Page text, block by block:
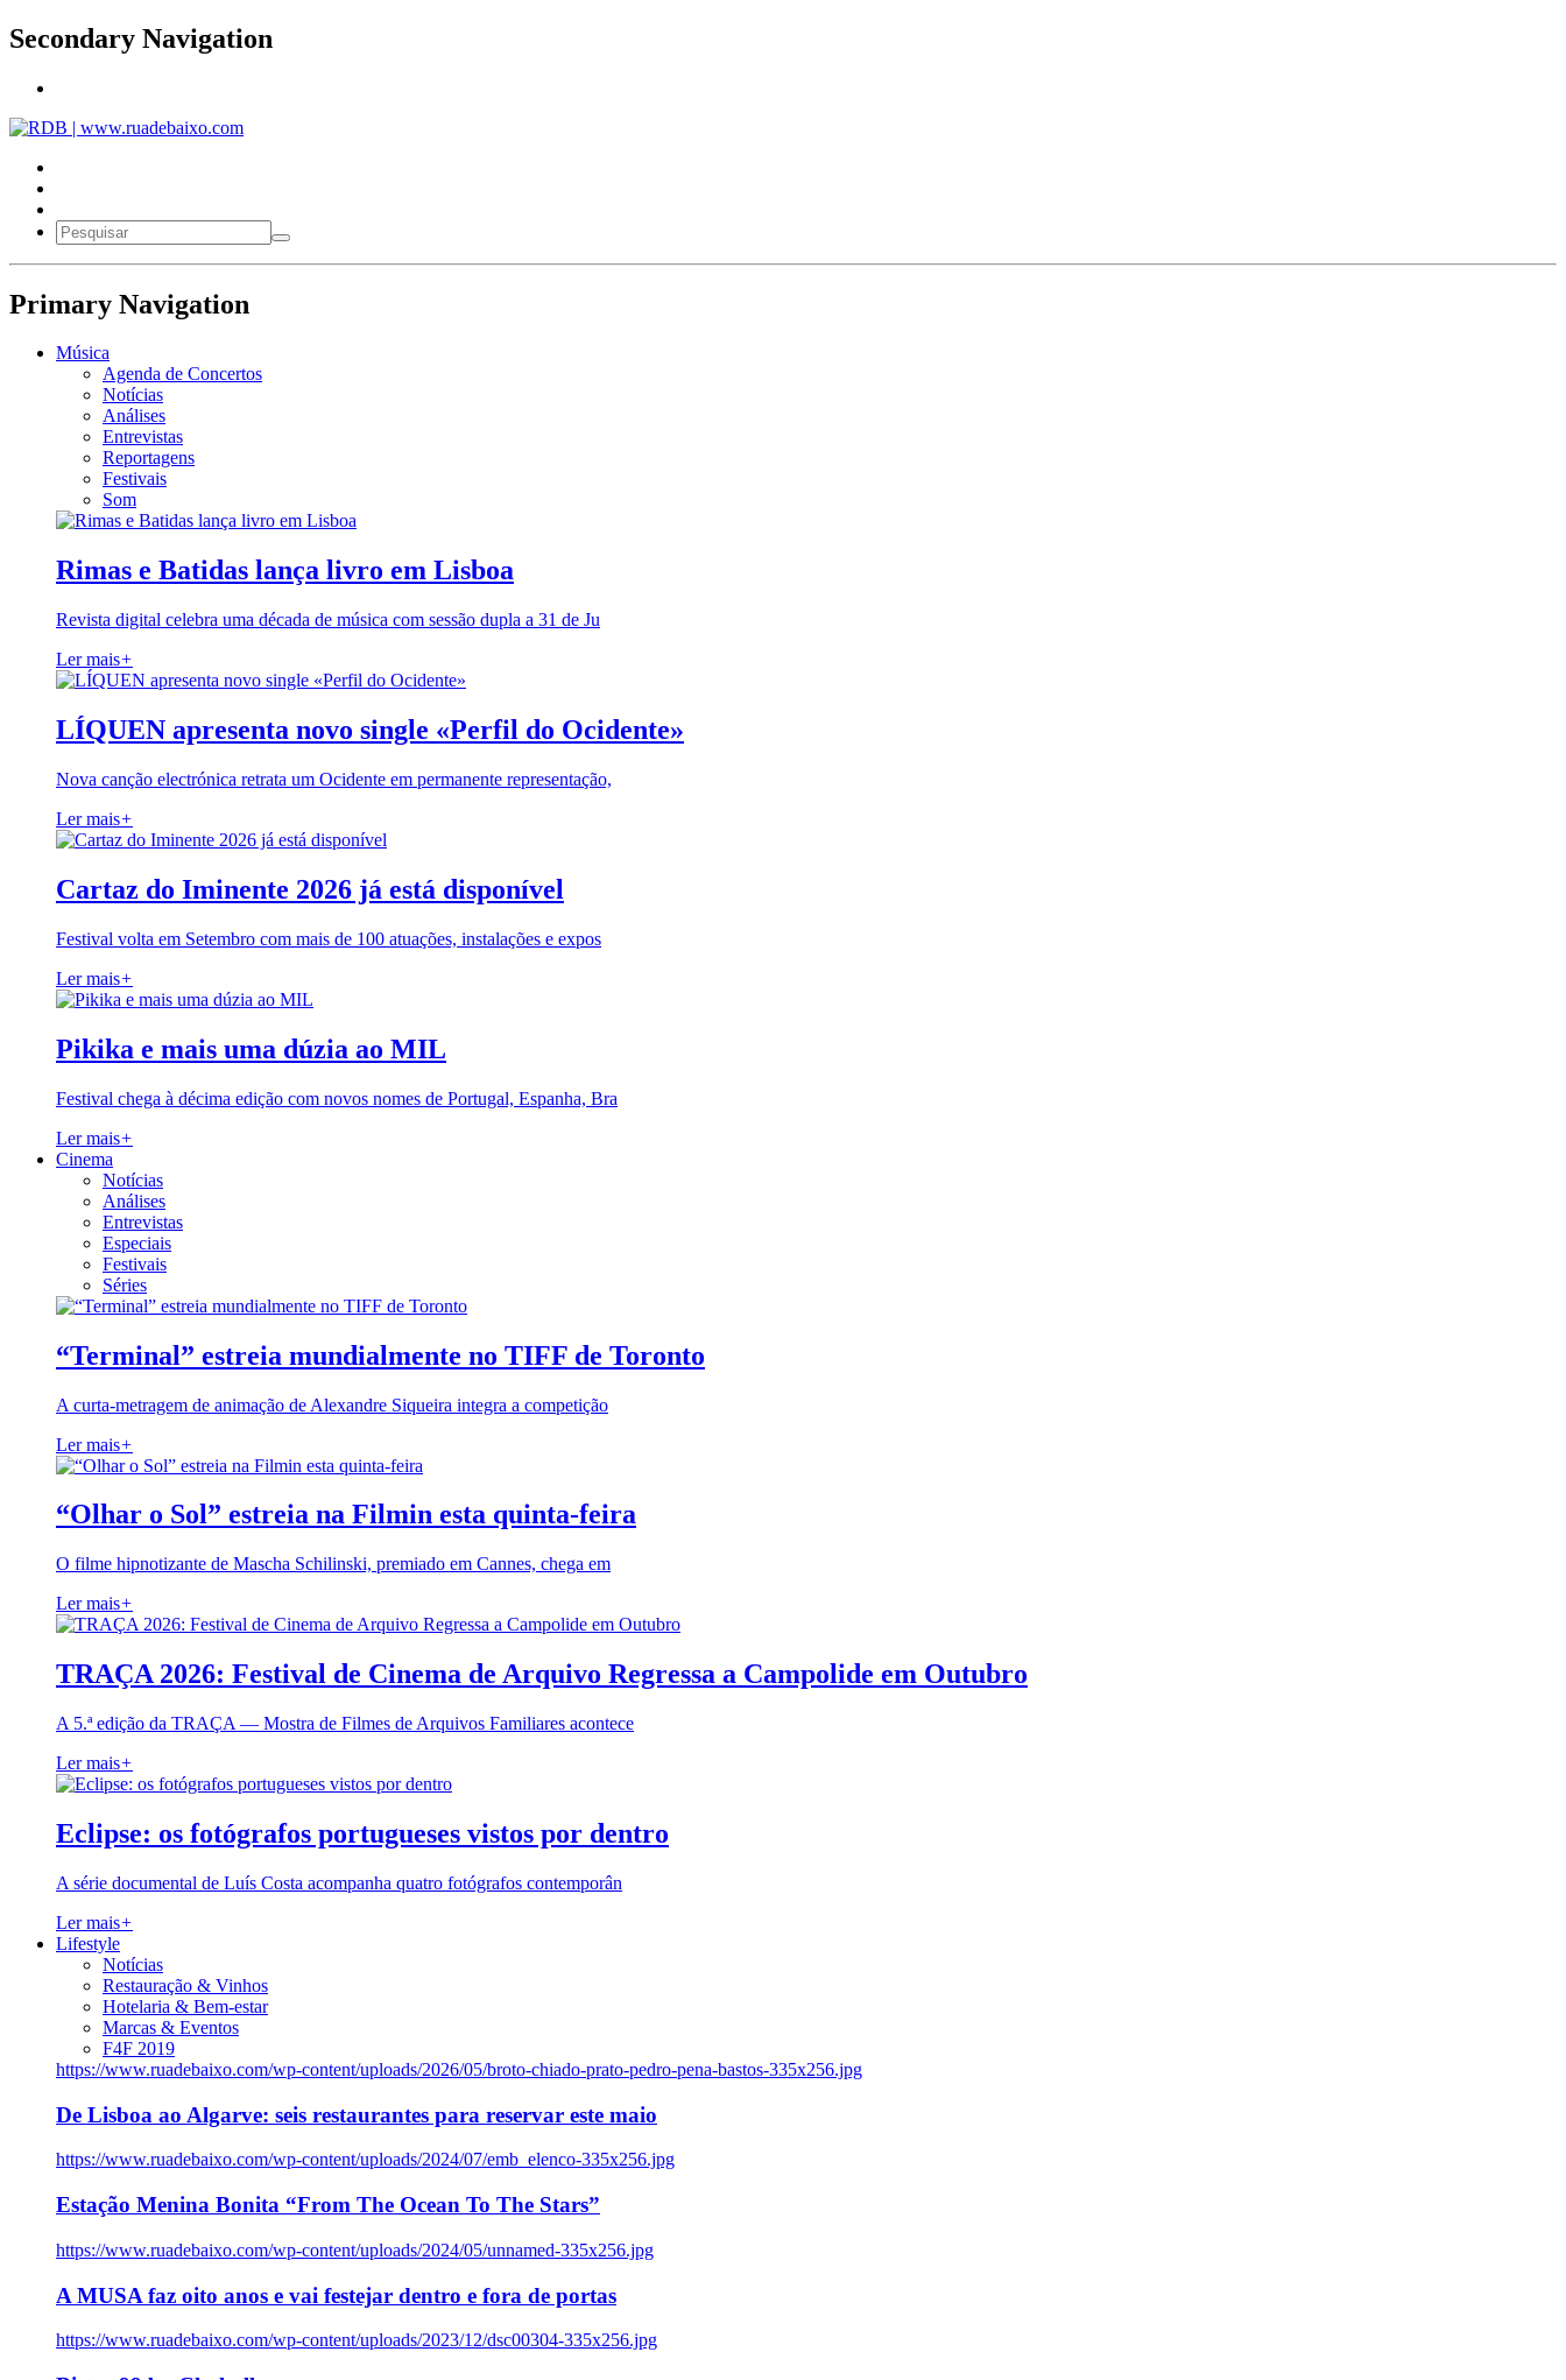
Secondary Navigation
Primary Navigation
Música
Agenda de Concertos
Notícias
Análises
Entrevistas
Reportagens
Festivais
Som
Rimas e Batidas lança livro em Lisboa
Revista digital celebra uma década de música com sessão dupla a 31 de Ju
Ler mais+
LÍQUEN apresenta novo single «Perfil do Ocidente»
Nova canção electrónica retrata um Ocidente em permanente representação,
Ler mais+
Cartaz do Iminente 2026 já está disponível
Festival volta em Setembro com mais de 100 atuações, instalações e expos
Ler mais+
Pikika e mais uma dúzia ao MIL
Festival chega à décima edição com novos nomes de Portugal, Espanha, Bra
Ler mais+
Cinema
Notícias
Análises
Entrevistas
Especiais
Festivais
Séries
“Terminal” estreia mundialmente no TIFF de Toronto
A curta-metragem de animação de Alexandre Siqueira integra a competição
Ler mais+
“Olhar o Sol” estreia na Filmin esta quinta-feira
O filme hipnotizante de Mascha Schilinski, premiado em Cannes, chega em
Ler mais+
TRAÇA 2026: Festival de Cinema de Arquivo Regressa a Campolide em Outubro
A 5.ª edição da TRAÇA — Mostra de Filmes de Arquivos Familiares acontece
Ler mais+
Eclipse: os fotógrafos portugueses vistos por dentro
A série documental de Luís Costa acompanha quatro fotógrafos contemporân
Ler mais+
Lifestyle
Notícias
Restauração & Vinhos
Hotelaria & Bem-estar
Marcas & Eventos
F4F 2019
https://www.ruadebaixo.com/wp-content/uploads/2026/05/broto-chiado-prato-pedro-pena-bastos-335x256.jpg
De Lisboa ao Algarve: seis restaurantes para reservar este maio
https://www.ruadebaixo.com/wp-content/uploads/2024/07/emb_elenco-335x256.jpg
Estação Menina Bonita “From The Ocean To The Stars”
https://www.ruadebaixo.com/wp-content/uploads/2024/05/unnamed-335x256.jpg
A MUSA faz oito anos e vai festejar dentro e fora de portas
https://www.ruadebaixo.com/wp-content/uploads/2023/12/dsc00304-335x256.jpg